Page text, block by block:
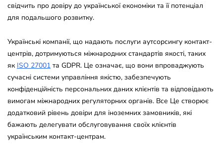
свідчить про довіру до української економіки та її потенціал
для подальшого розвитку.
Українські компанії, що надають послуги аутсорсингу контакт-
центрів, дотримуються міжнародних стандартів якості, таких
як ISO 27001 та GDPR. Це означає, що вони впроваджують
сучасні системи управління якістю, забезпечують
конфіденційність персональних даних клієнтів та відповідають
вимогам міжнародних регуляторних органів. Все Це створює
додатковий рівень довіри для іноземних замовників, які
бажають делегувати обслуговування своїх клієнтів
українським контакт-центрам.